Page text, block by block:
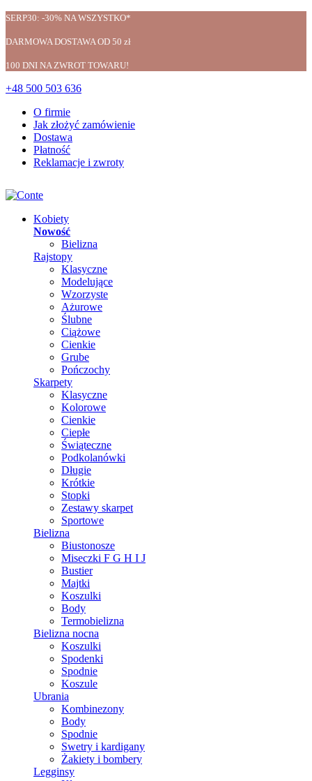
SERP30: -30% NA WSZYSTKO*
DARMOWA DOSTAWA OD 50 zł
100 DNI NA ZWROT TOWARU!
+48 500 503 636
O firmie
Jak złożyć zamówienie
Dostawa
Płatność
Reklamacje i zwroty
Kobiety
Nowość
Bielizna
Rajstopy
Klasyczne
Modelujące
Wzorzyste
Ażurowe
Ślubne
Ciążowe
Cienkie
Grube
Pończochy
Skarpety
Klasyczne
Kolorowe
Cienkie
Ciepłe
Świąteczne
Podkolanówki
Długie
Krótkie
Stopki
Zestawy skarpet
Sportowe
Bielizna
Biustonosze
Miseczki F G H I J
Bustier
Majtki
Koszulki
Body
Termobielizna
Bielizna nocna
Koszulki
Spodenki
Spodnie
Koszule
Ubrania
Kombinezony
Body
Spodnie
Swetry i kardigany
Żakiety i bombery
Legginsy